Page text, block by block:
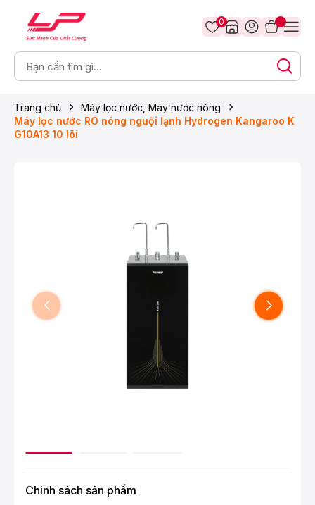
0
Trang chủ
Máy lọc nước, Máy nước nóng
Máy lọc nước RO nóng nguội lạnh Hydrogen Kangaroo K
G10A13 10 lõi
Chinh sách sản phẩm